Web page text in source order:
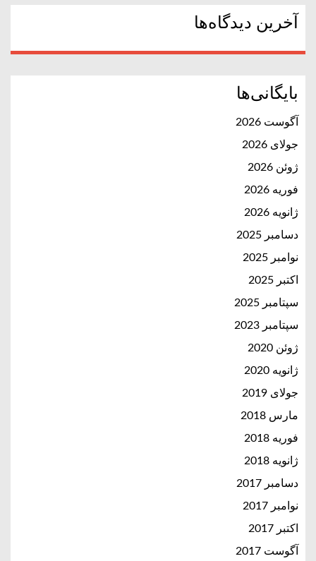
آخرین دیدگاه‌ها
بایگانی‌ها
آگوست 2026
جولای 2026
ژوئن 2026
فوریه 2026
ژانویه 2026
دسامبر 2025
نوامبر 2025
اکتبر 2025
سپتامبر 2025
سپتامبر 2023
ژوئن 2020
ژانویه 2020
جولای 2019
مارس 2018
فوریه 2018
ژانویه 2018
دسامبر 2017
نوامبر 2017
اکتبر 2017
آگوست 2017